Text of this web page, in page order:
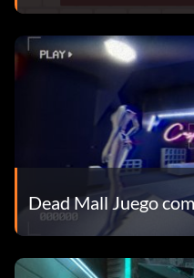
Dead Mall Juego